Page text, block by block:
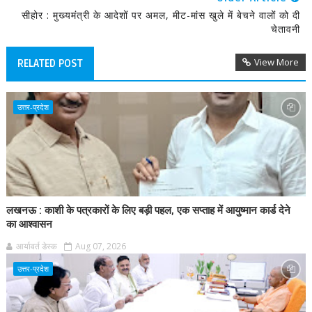
सीहोर : मुख्यमंत्री के आदेशों पर अमल, मीट-मांस खुले में बेचने वालों को दी
चेतावनी
RELATED POST View More
उत्तर-प्रदेश
लखनऊ : काशी के पत्रकारों के लिए बड़ी पहल, एक सप्ताह में आयुष्मान कार्ड देने
का आश्वासन
आर्यावर्त डेस्क Aug 07, 2026
उत्तर-प्रदेश